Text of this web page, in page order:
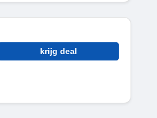
krijg deal